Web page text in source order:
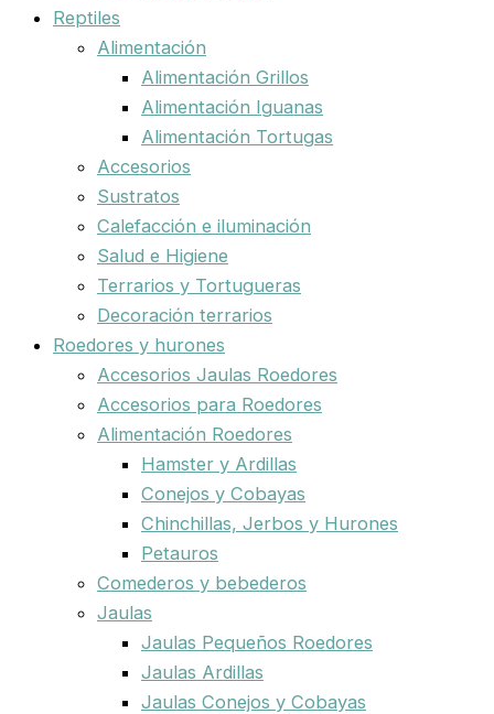
Reptiles
Alimentación
Alimentación Grillos
Alimentación Iguanas
Alimentación Tortugas
Accesorios
Sustratos
Calefacción e iluminación
Salud e Higiene
Terrarios y Tortugueras
Decoración terrarios
Roedores y hurones
Accesorios Jaulas Roedores
Accesorios para Roedores
Alimentación Roedores
Hamster y Ardillas
Conejos y Cobayas
Chinchillas, Jerbos y Hurones
Petauros
Comederos y bebederos
Jaulas
Jaulas Pequeños Roedores
Jaulas Ardillas
Jaulas Conejos y Cobayas